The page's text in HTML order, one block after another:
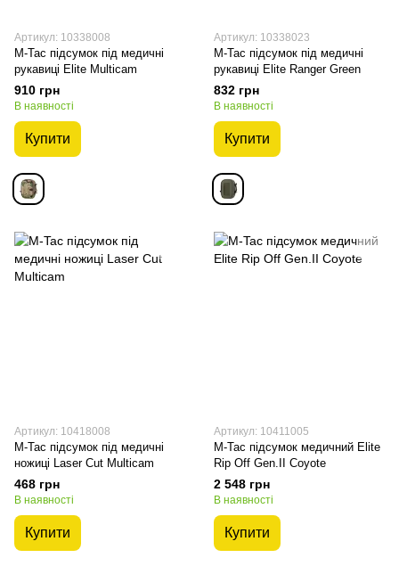
Артикул: 10338008
M-Tac підсумок під медичні
рукавиці Elite Multicam
910 грн
В наявності
Купити
Артикул: 10338023
M-Tac підсумок під медичні
рукавиці Elite Ranger Green
832 грн
В наявності
Купити
Артикул: 10418008
M-Tac підсумок під медичні
ножиці Laser Cut Multicam
468 грн
В наявності
Купити
Артикул: 10411005
M-Tac підсумок медичний Elite
Rip Off Gen.II Coyote
2 548 грн
В наявності
Купити